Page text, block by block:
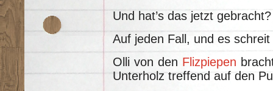
Und hat’s das jetzt gebracht?
Auf jeden Fall, und es
Olli von den Flizpiepen
Unterholz treffend auf den